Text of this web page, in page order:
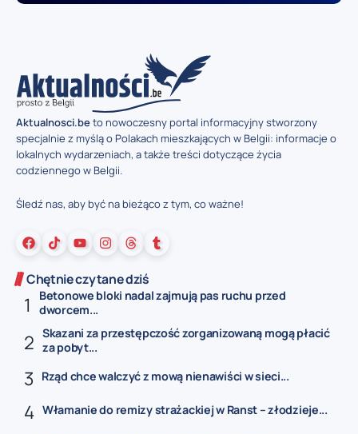
Aktualnosci.beto nowoczesny portal informacyjny stworzony
specjalnie z myślą o Polakach mieszkających w Belgii: informacje o
lokalnych wydarzeniach, a także treści dotyczące życia
codziennego w Belgii.
Śledź nas, aby być na bieżąco z tym, co ważne!
Chętnie czytane dziś
Betonowe bloki nadal zajmują pas ruchu przed
dworcem...
Skazani za przestępczość zorganizowaną mogą płacić
za pobyt...
Rząd chce walczyć z mową nienawiści w sieci...
Włamanie do remizy strażackiej w Ranst – złodzieje...